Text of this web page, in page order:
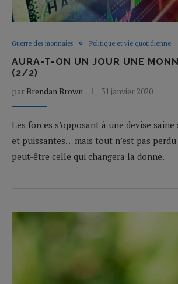
Guerre des monnaies Politique et vie quotidienne
AURA-T-ON UN JOUR UNE
(2/2)
par Brendan Brown 31 janvier 2020
Les forces s’opposant à une devise
et puissantes… mais tout n’est pas perdu
peut-être celle qui changera la donne.